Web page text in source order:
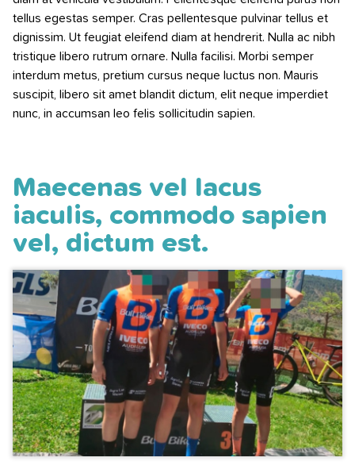
tellus egestas semper. Cras pellentesque pulvinar tellus et
dignissim. Ut feugiat eleifend diam at hendrerit. Nulla ac nibh
tristique libero rutrum ornare. Nulla facilisi. Morbi semper
interdum metus, pretium cursus neque luctus non. Mauris
suscipit, libero sit amet blandit dictum, elit neque imperdiet
nunc, in accumsan leo felis sollicitudin sapien.
Maecenas vel lacus
iaculis, commodo sapien
vel, dictum est.